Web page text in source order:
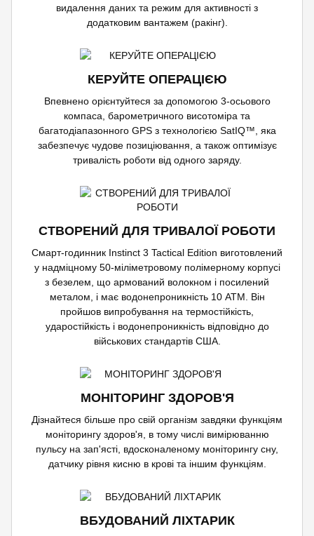
видалення даних та режим для активності з
додатковим вантажем (ракінг).
КЕРУЙТЕ ОПЕРАЦІЄЮ
Впевнено орієнтуйтеся за допомогою 3-осьового
компаса, барометричного висотоміра та
багатодіапазонного GPS з технологією SatIQ™, яка
забезпечує чудове позиціювання, а також оптимізує
тривалість роботи від одного заряду.
СТВОРЕНИЙ ДЛЯ ТРИВАЛОЇ РОБОТИ
Смарт-годинник Instinct 3 Tactical Edition виготовлений
у надміцному 50-міліметровому полімерному корпусі
з безелем, що армований волокном і посилений
металом, і має водонепроникність 10 ATM. Він
пройшов випробування на термостійкість,
ударостійкість і водонепроникність відповідно до
військових стандартів США.
МОНІТОРИНГ ЗДОРОВ'Я
Дізнайтеся більше про свій організм завдяки функціям
моніторингу здоров'я, в тому числі вимірюванню
пульсу на зап'ясті, вдосконаленому моніторингу сну,
датчику рівня кисню в крові та іншим функціям.
ВБУДОВАНИЙ ЛІХТАРИК